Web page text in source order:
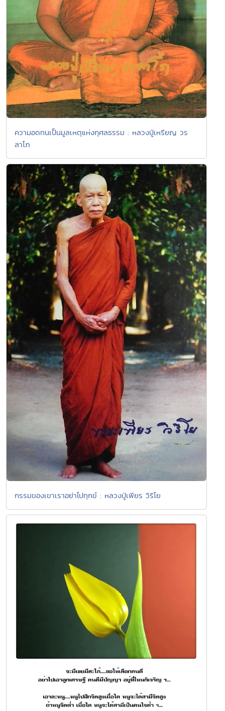
ความอดทนเป็นมูลเหตุแห่งกุศลธรรม : หลวงปู่เหรียญ วร
ลาโภ
กรรมของเขาเราอย่าไปทุกข์ : หลวงปู่เพียร วิริโย